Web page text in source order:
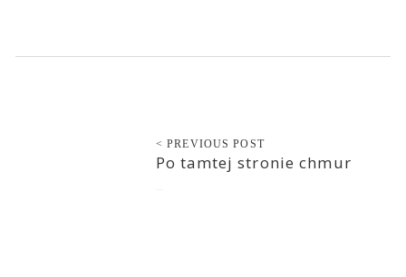
< PREVIOUS POST
Po tamtej stronie chmur